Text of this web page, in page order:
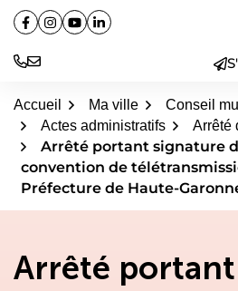
Aller
au
contenu
Facebook
(ouverture dans un nouvel onglet)
Instagram
(ouverture dans un nouvel onglet)
YouTube
(ouverture dans un nouvel
Linkedin
(ouverture dans un
Accueil Ma ville
Conseil
Actes administratifs
Arrêté
Arrêté portant signature
convention de
Préfecture de Haute-
Arrêté